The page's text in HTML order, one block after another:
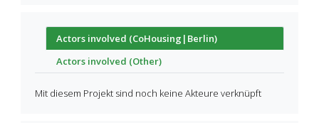
Actors involved (CoHousing|Berlin)
Actors involved (Other)
Mit diesem Projekt sind noch keine Akteure verknüpft